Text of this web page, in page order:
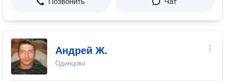
Андрей Ж.
Одинцово